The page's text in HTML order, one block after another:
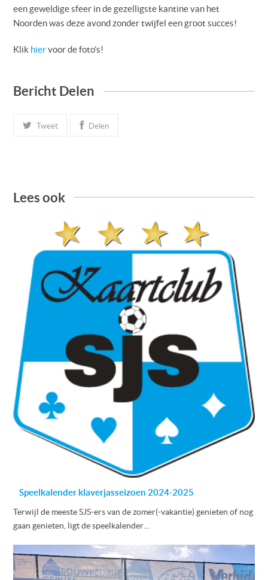
een geweldige sfeer in de gezelligste kantine van het
Noorden was deze avond zonder twijfel een groot succes!
Klik hiervoor de foto’s!
Bericht Delen
Tweet Delen
Lees ook
Speelkalender klaverjasseizoen 2024-2025
Terwijl de meeste SJS-ers van de zomer(-vakantie) genieten of nog
gaan genieten, ligt de speelkalender…